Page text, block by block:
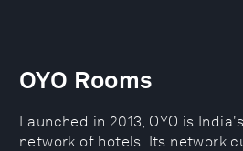
OYO Rooms
Launched in 2013, OYO is
network of hotels. Its network